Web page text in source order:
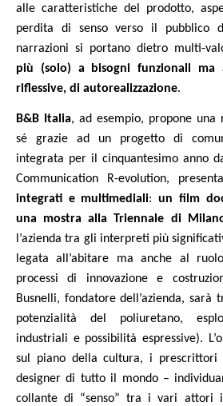
alle caratteristiche del prodotto,
perdita di senso verso il pubblico
narrazioni si portano dietro multi-
più (solo) a bisogni funzionali ma
riflessive, di autorealizzazione.
B&B Italia, ad esempio, propone una
sé grazie ad un progetto di
integrata per il cinquantesimo anno
Communication R-evolution,
integrati e multimediali:un film
una mostra alla Triennale di
l’azienda tra gli interpreti più
legata all’abitare ma anche al
processi di innovazione e
Busnelli, fondatore dell’azienda,
potenzialità del poliuretano,
industriali e possibilità espressive).
sul piano della cultura, i
designer di tutto il mondo –
collante di “senso” tra i vari attori